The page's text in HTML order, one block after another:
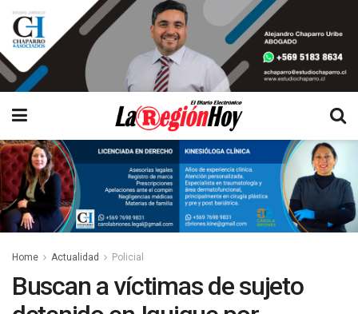
Home Actualidad Policial
Buscan a víctimas de sujeto